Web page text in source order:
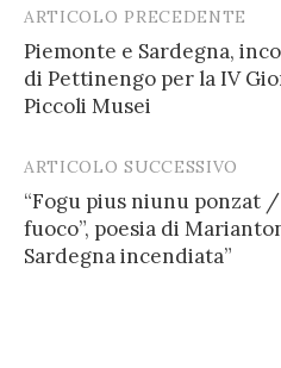
Post
navigation
ARTICOLO PRECEDENTE
Piemonte e Sardegna,
di Pettinengo per la IV
Piccoli Musei
ARTICOLO SUCCESSIVO
“Fogu pius niunu ponzat
fuoco”, poesia di
Sardegna incendiata”